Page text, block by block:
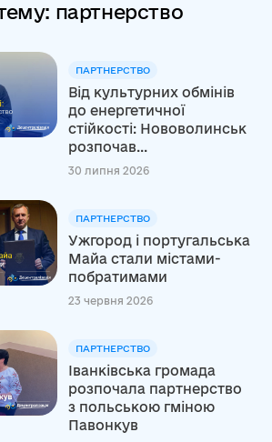
партнерство
ПАРТНЕРСТВО
Від культурних обмінів
до енергетичної
стійкості: Нововолинськ
розпочав...
30 липня 2026
ПАРТНЕРСТВО
Ужгород і португальська
Майа стали містами-
побратимами
23 червня 2026
ПАРТНЕРСТВО
Іванківська громада
розпочала партнерство
з польською гміною
Павонкув